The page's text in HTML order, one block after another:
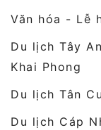
Văn hóa - Lễ
Du lịch Tây
Khai Phong
Du lịch Tân
Du lịch Cáp